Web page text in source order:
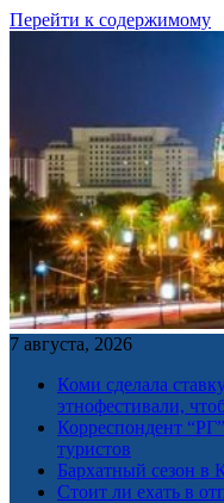
Перейти к содержимому
7 августа, 2026
Коми сделала
этнофестивали,
Корреспондент
туристов
Бархатный сезон в
Стоит ли ехать в